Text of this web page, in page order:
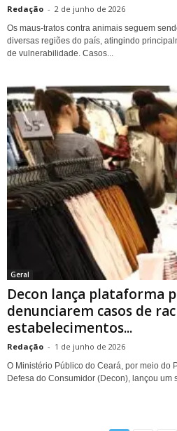
Redação - 2 de junho de 2026
Os maus-tratos contra animais seguem
diversas regiões do país, atingindo
de vulnerabilidade. Casos...
Geral
Decon lança plataforma
denunciarem casos de
estabelecimentos...
Redação - 1 de junho de 2026
O Ministério Público do Ceará, por meio do
Defesa do Consumidor (Decon), lançou um